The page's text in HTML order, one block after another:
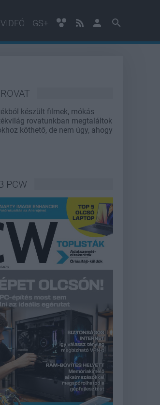
VIDEÓ GS+
készült filmek, mókás
rovatunkban megtaláltok
köthető, de nem úgy, ahogy
PCW